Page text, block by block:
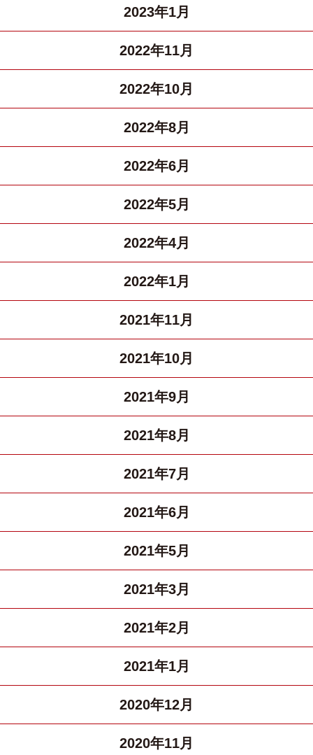
2023年1月
2022年11月
2022年10月
2022年8月
2022年6月
2022年5月
2022年4月
2022年1月
2021年11月
2021年10月
2021年9月
2021年8月
2021年7月
2021年6月
2021年5月
2021年3月
2021年2月
2021年1月
2020年12月
2020年11月